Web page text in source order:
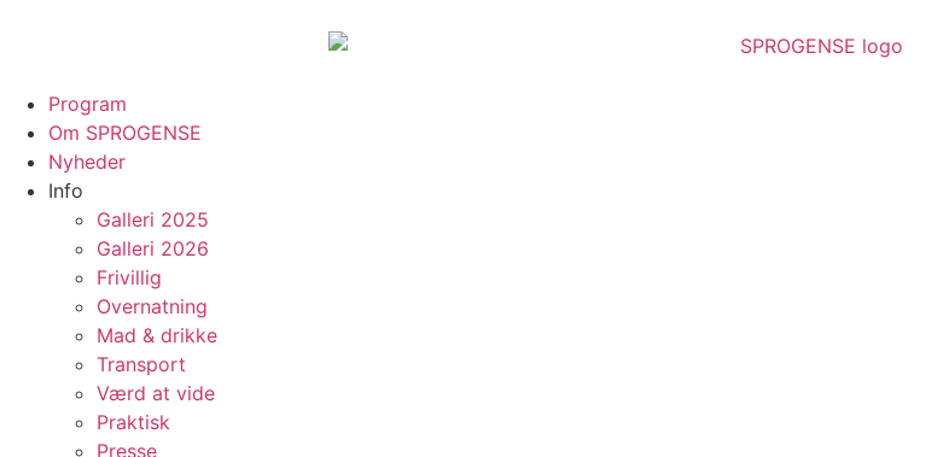
Program
Om SPROGENSE
Nyheder
Info
Galleri 2025
Galleri 2026
Frivillig
Overnatning
Mad & drikke
Transport
Værd at vide
Praktisk
Presse